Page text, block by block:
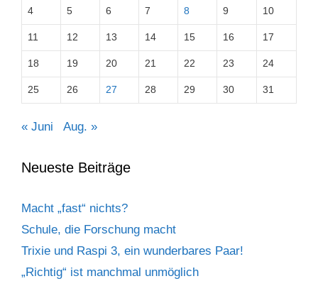
4 5 6 7 8 9 10
11 12 13 14 15 16 17
18 19 20 21 22 23 24
25 26 27 28 29 30 31
« Juni Aug. »
Neueste Beiträge
Macht „fast“ nichts?
Schule, die Forschung macht
Trixie und Raspi 3, ein wunderbares Paar!
„Richtig“ ist manchmal unmöglich